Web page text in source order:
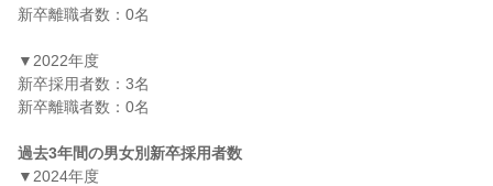
新卒離職者数：0名
▼2022年度
新卒採用者数：3名
新卒離職者数：0名
過去3年間の男女別新卒採用者数
▼2024年度